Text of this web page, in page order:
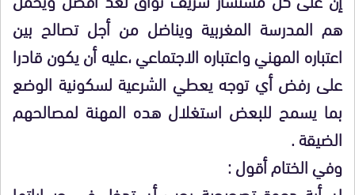
هم المدرسة المغربية ويناضل من أجل تصالح بين
اعتباره المهني واعتباره الاجتماعي ،عليه أن يكون قادرا
على رفض أي توجه يعطي الشرعية لسكونية الوضع
بما يسمح للبعض استغلال هده المهنة لمصالحهم
الضيقة .
وفي الختام أقول :